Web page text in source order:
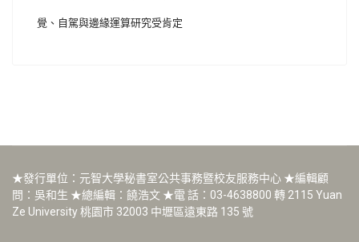
覺、自駕與邊緣運算研究受肯定
★發行單位：元智大學秘書室公共事務暨校友服務中心 ★編輯顧
問：吳和生 ★總編輯：饒浩文 ★電 話：03-4638800 轉 2115 Yuan
Ze University 桃園市 32003 中壢區遠東路 135 號